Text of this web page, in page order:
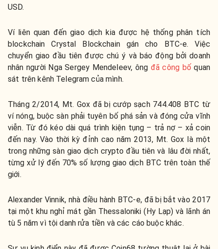
USD.
Ví liên quan đến giao dịch kia được hệ thống phân tích
blockchain Crystal Blockchain gán cho BTC-e. Việc
chuyển giao đầu tiên được chú ý và báo động bởi doanh
nhân người Nga Sergey Mendeleev, ông đã công bốquan
sát trên kênh Telegram của mình.
Tháng 2/2014, Mt. Gox đã bị cướp sạch 744.408 BTC từ
ví nóng, buộc sàn phải tuyên bố phá sản và đóng cửa vĩnh
viễn. Từ đó kéo dài quá trình kiện tụng – trả nợ – xả coin
đến nay. Vào thời kỳ đỉnh cao năm 2013, Mt. Gox là một
trong những sàn giao dịch crypto đầu tiên và lâu đời nhất,
từng xử lý đến 70% số lượng giao dịch BTC trên toàn thế
giới.
Alexander Vinnik, nhà điều hành BTC-e, đãbị bắt vào 2017
tại một khu nghỉ mát gần Thessaloniki (Hy Lạp) và lãnh án
tù 5 năm vì tội danh rửa tiền và các cáo buộc khác.